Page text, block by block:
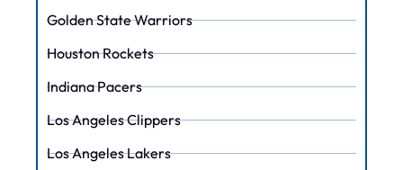
Golden State Warriors
Houston Rockets
Indiana Pacers
Los Angeles Clippers
Los Angeles Lakers